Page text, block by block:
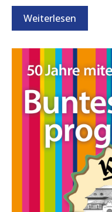
Weiterlesen